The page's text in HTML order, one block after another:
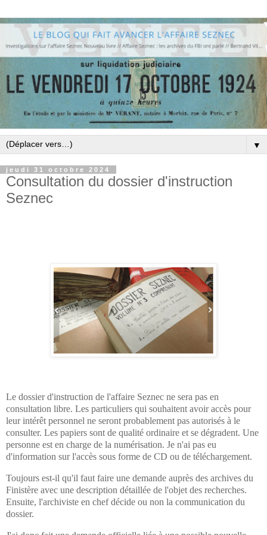
▼
jeudi 31 octobre 2024
Consultation du dossier d'instruction
Seznec
Le dossier d'instruction de l'affaire Seznec ne sera pas en
consultation libre. Les particuliers qui souhaitent avoir accès pour
leur intérêt personnel ne seront probablement pas autorisés à le
consulter. Les papiers sont de qualité ordinaire et se dégradent. Une
personne est en charge de la numérisation. Je n'ai pas eu
d'information sur l'accès sous forme de CD ou de téléchargement.
Toujours est-il qu'il faut faire une demande auprès des archives du
Finistère avec une description détaillée de l'objet des recherches.
Ensuite, l'archiviste en chef décide ou non la communication du
dossier.